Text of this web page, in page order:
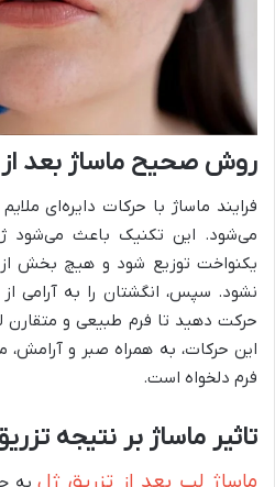
روش صحیح ماساژ بعد از
فرایند ماساژ با حرکات دایره‌ای
می‌شود. این تکنیک باعث می‌شود
یکنواخت توزیع شود و هیچ بخش
نشود. سپس، انگشتان را به آرامی
حرکت دهید تا فرم طبیعی و
این حرکات، به همراه صبر و آرامش،
فرم دلخواه است.
تاثیر ماساژ بر نتیجه
ماساژ لب بعد از تزریق ژلبه